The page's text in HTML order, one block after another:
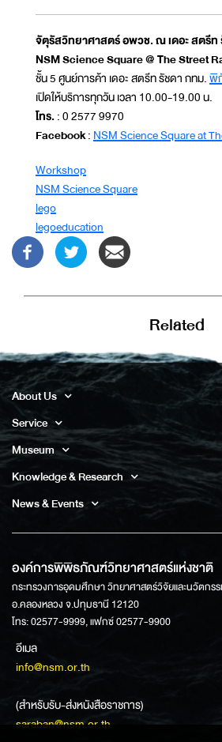
จัตุรัสวิทยาศาสตร์ อพวช. ณ เดอะ สตรีท
NSM Science Square @ The Street
ชั้น 5 ศูนย์การค้า เดอะ สตรีท รัชดา กทม.พิ
เปิดให้บริการทุกวัน เวลา 10.00-19.00 น.
โทร.: 0 2577 9970
Facebook:NSM Science Square at
Workshop
NSM Science Square
lego
legoeducation
Related
About Us
Service
Museum
Knowledge & Research
News & Events
องค์การพิพิธภัณฑ์วิทยาศาสตร์แห่งชาติ
กระทรวงการอุดมศึกษา วิทยาศาสตร์วิจัยและนวัตกร
อ.คลองหลวง จ.ปทุมธานี 12120
โทร: 02577-9999, แฟกซ์ 02577-9900
อีเมล
info@nsm.or.th
(สำหรับรับ-ส่งหนังสือราชการ)
saraban@nsm.or.th